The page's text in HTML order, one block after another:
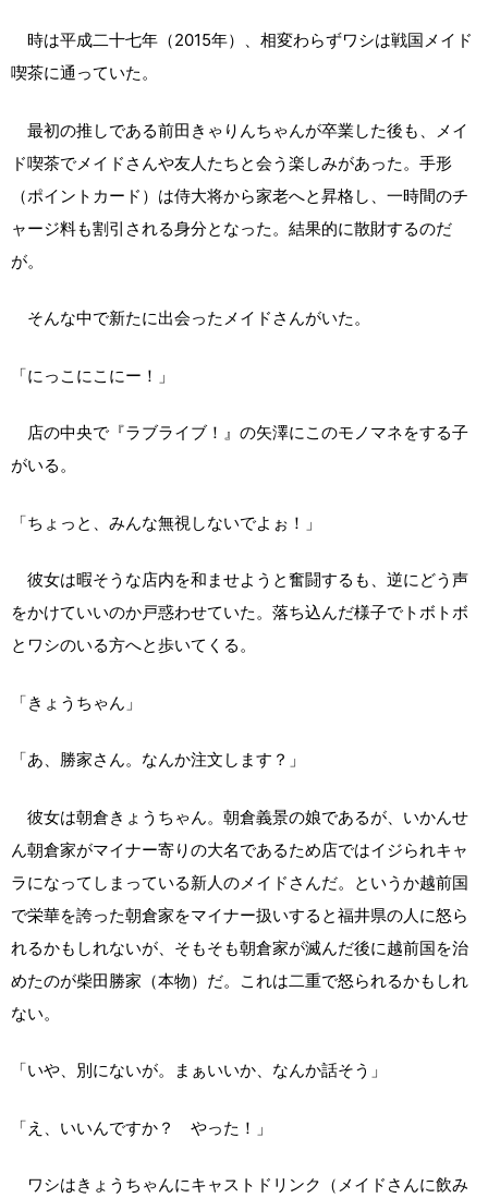
時は平成二十七年（2015年）、相変わらずワシは戦国メイド
喫茶に通っていた。
最初の推しである前田きゃりんちゃんが卒業した後も、メイ
ド喫茶でメイドさんや友人たちと会う楽しみがあった。手形
（ポイントカード）は侍大将から家老へと昇格し、一時間のチ
ャージ料も割引される身分となった。結果的に散財するのだ
が。
そんな中で新たに出会ったメイドさんがいた。
「にっこにこにー！」
店の中央で『ラブライブ！』の矢澤にこのモノマネをする子
がいる。
「ちょっと、みんな無視しないでよぉ！」
彼女は暇そうな店内を和ませようと奮闘するも、逆にどう声
をかけていいのか戸惑わせていた。落ち込んだ様子でトボトボ
とワシのいる方へと歩いてくる。
「きょうちゃん」
「あ、勝家さん。なんか注文します？」
彼女は朝倉きょうちゃん。朝倉義景の娘であるが、いかんせ
ん朝倉家がマイナー寄りの大名であるため店ではイジられキャ
ラになってしまっている新人のメイドさんだ。というか越前国
で栄華を誇った朝倉家をマイナー扱いすると福井県の人に怒ら
れるかもしれないが、そもそも朝倉家が滅んだ後に越前国を治
めたのが柴田勝家（本物）だ。これは二重で怒られるかもしれ
ない。
「いや、別にないが。まぁいいか、なんか話そう」
「え、いいんですか？ やった！」
ワシはきょうちゃんにキャストドリンク（メイドさんに飲み